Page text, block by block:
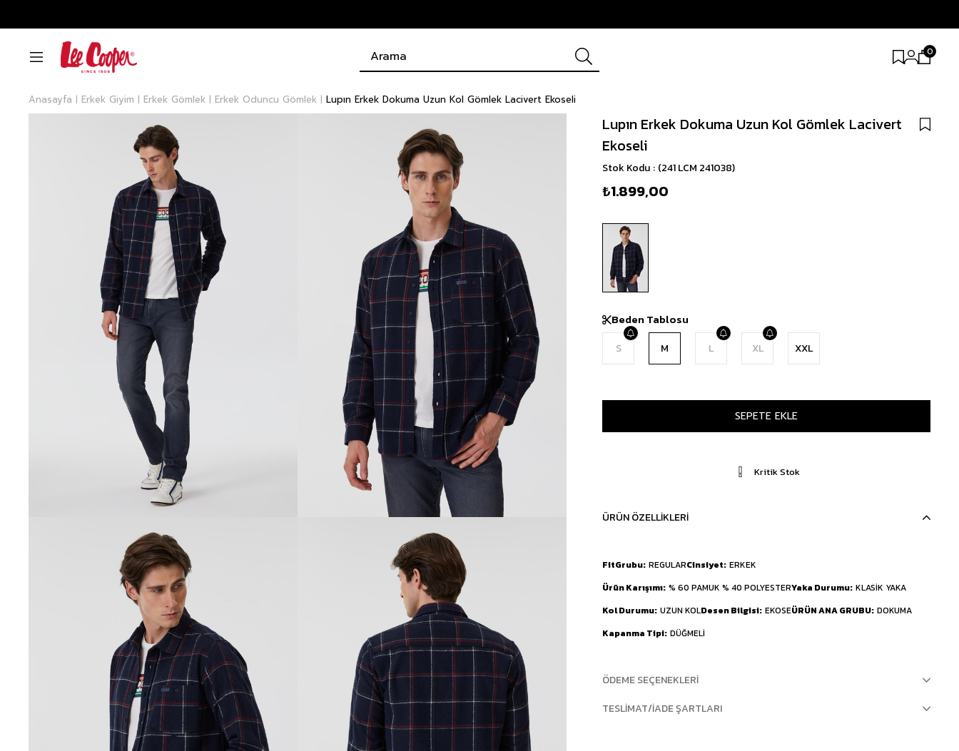
0
Anasayfa Erkek Giyim Erkek Gömlek Erkek Oduncu Gömlek Lupın Erkek Dokuma Uzun Kol Gömlek Lacivert Ekoseli
Lupın Erkek Dokuma Uzun Kol Gömlek Lacivert
Ekoseli
Stok Kodu (241 LCM 241038)
₺1.899,00
Beden Tablosu
S M L XL XXL
Kritik Stok
ÜRÜN ÖZELLIKLERI
FitGrubu REGULARCinsiyet ERKEK
Ürün Karışımı % 60 PAMUK % 40 POLYESTERYaka Durumu KLASİK YAKA
Kol Durumu UZUN KOLDesen Bilgisi EKOSEÜRÜN ANA GRUBU DOKUMA
Kapanma Tipi DÜĞMELİ
ÖDEME SEÇENEKLERI
TESLIMAT/İADE ŞARTLARI